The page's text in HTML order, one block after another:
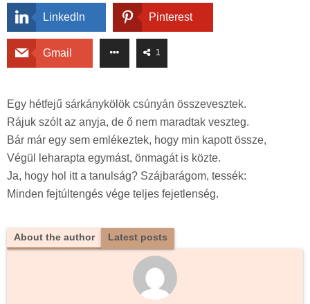
LinkedIn Pinterest
Gmail 1
Egy hétfejű sárkánykölök csúnyán összevesztek.
Rájuk szólt az anyja, de ő nem maradtak veszteg.
Bár már egy sem emlékeztek, hogy min kapott össze,
Végül leharapta egymást, önmagát is közte.
Ja, hogy hol itt a tanulság? Szájbarágom, tessék:
Minden fejtúltengés vége teljes fejetlenség.
About the author Latest posts